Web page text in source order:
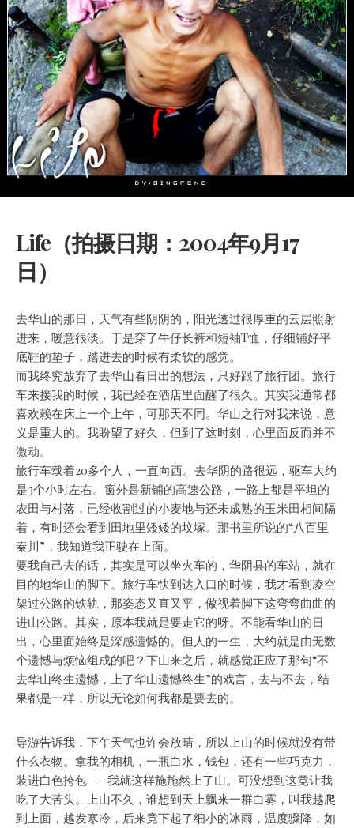
Life（拍摄日期：2004年9月17
日）
去华山的那日，天气有些阴阴的，阳光透过很厚重的云层照射
进来，暖意很淡。于是穿了牛仔长裤和短袖T恤，仔细铺好平
底鞋的垫子，踏进去的时候有柔软的感觉。
而我终究放弃了去华山看日出的想法，只好跟了旅行团。旅行
车来接我的时候，我已经在酒店里面醒了很久。其实我通常都
喜欢赖在床上一个上午，可那天不同。华山之行对我来说，意
义是重大的。我盼望了好久，但到了这时刻，心里面反而并不
激动。
旅行车载着20多个人，一直向西。去华阴的路很远，驱车大约
是3个小时左右。窗外是新铺的高速公路，一路上都是平坦的
农田与村落，已经收割过的小麦地与还未成熟的玉米田相间隔
着，有时还会看到田地里矮矮的坟塚。那书里所说的“八百里
秦川”，我知道我正驶在上面。
要我自己去的话，其实是可以坐火车的，华阴县的车站，就在
目的地华山的脚下。旅行车快到达入口的时候，我才看到凌空
架过公路的铁轨，那姿态又直又平，傲视着脚下这弯弯曲曲的
进山公路。其实，原本我就是要走它的呀。不能看华山的日
出，心里面始终是深感遗憾的。但人的一生，大约就是由无数
个遗憾与烦恼组成的吧？下山来之后，就感觉正应了那句“不
去华山终生遗憾，上了华山遗憾终生”的戏言，去与不去，结
果都是一样，所以无论如何我都是要去的。
导游告诉我，下午天气也许会放晴，所以上山的时候就没有带
什么衣物。拿我的相机，一瓶白水，钱包，还有一些巧克力，
装进白色挎包——我就这样施施然上了山。可没想到这竟让我
吃了大苦头。上山不久，谁想到天上飘来一群白雾，叫我越爬
到上面，越发寒冷，后来竟下起了细小的冰雨，温度骤降，如